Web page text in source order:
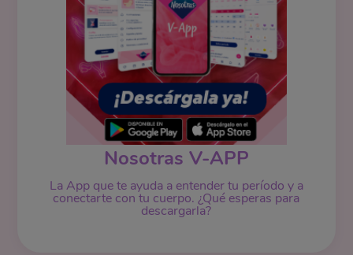
Nosotras V-APP
La App que te ayuda a entender tu período y a
conectarte con tu cuerpo. ¿Qué esperas para
descargarla?